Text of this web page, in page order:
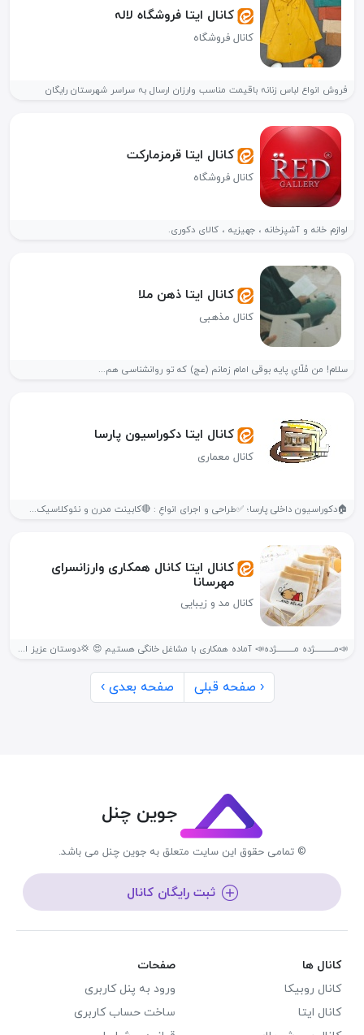
کانال ایتا فروشگاہ لالہ
کانال فروشگاه
فروش انواع لباس زنانہ باقیمت مناسب وارزان ارسال بہ سراسر شهرستان رایگان
کانال ایتا قرمزمارکت
کانال فروشگاه
لوازم خانه و آشپزخانه ، جهیزیه ، کالای دکوری.
کانال ایتا ذهن ملا
کانال مذهبی
سلام! من مُلّایِ پایه‌ بوقی امام زمانم (عج) که تو روانشناسی هم...
کانال ایتا دکوراسیون پارسا
کانال معماری
🏠دکوراسیون داخلی پارسا؛ ✅طراحی و اجرای انواعِ : 🔴کابینت مدرن و نئوکلاسیک...
کانال ایتا کانال همکاری وارزانسرای
مهرسانا
کانال مد و زیبایی
📣مــــــــــــژده مـــــــــــژده📣 آماده همکاری با مشاغل خانگی هستیم 😍 💢دوستان عزیز این...
‹ صفحه قبلی صفحه بعدی ›
جوین چنل
© تمامی حقوق این سایت متعلق به جوین چنل می باشد.
ثبت رایگان کانال
کانال ها
کانال روبیکا
کانال ایتا
صفحات
ورود به پنل کاربری
ساخت حساب کاربری